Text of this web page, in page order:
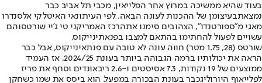
בעוד שהיא ממשיכה במרוץ אחר הפלייאין, מכבי תל אביב כבר
נמצאתבעיצומן של ההכנות לעונה הבאה. לפי העיתונאי האיטלקי אלסנדרו
מאגי מ"ספורטנדו", הצהובים סימנו אתהרכז האמריקני טי ג'יי שורטסוהם
עשויים לפעול להחתימו בהתאם למצבו בפנאתינייקוס.
שורטס (28, 1.75 מטר) חווה עונה לא טובה עם פנתאינייקוס, אבל כבר
הראה את יכולותיו ברמה הגבוהה ביותר בעונת 2024/25, אז העמיד
ממוצעים של 19 נקודות, 7.3 אסיסטים ו-2.6 ריבאונדים ו
סחף את פריז
לפלייאוף היורוליגכבר בעונת הבכורה במפעל. הוא ביסס את שמו כשחקן